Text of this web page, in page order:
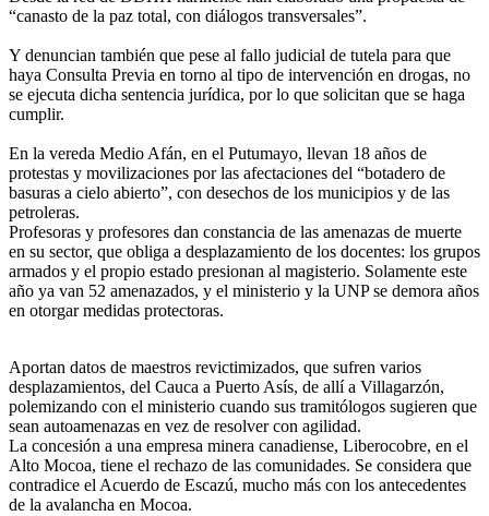
“canasto de la paz total, con diálogos transversales”.
Y denuncian también que pese al fallo judicial de tutela para que
haya Consulta Previa en torno al tipo de intervención en drogas, no
se ejecuta dicha sentencia jurídica, por lo que solicitan que se haga
cumplir.
En la vereda Medio Afán, en el Putumayo, llevan 18 años de
protestas y movilizaciones por las afectaciones del “botadero de
basuras a cielo abierto”, con desechos de los municipios y de las
petroleras.
Profesoras y profesores dan constancia de las amenazas de muerte
en su sector, que obliga a desplazamiento de los docentes: los grupos
armados y el propio estado presionan al magisterio. Solamente este
año ya van 52 amenazados, y el ministerio y la UNP se demora años
en otorgar medidas protectoras.
Aportan datos de maestros revictimizados, que sufren varios
desplazamientos, del Cauca a Puerto Asís, de allí a Villagarzón,
polemizando con el ministerio cuando sus tramitólogos sugieren que
sean autoamenazas en vez de resolver con agilidad.
La concesión a una empresa minera canadiense, Liberocobre, en el
Alto Mocoa, tiene el rechazo de las comunidades. Se considera que
contradice el Acuerdo de Escazú, mucho más con los antecedentes
de la avalancha en Mocoa.